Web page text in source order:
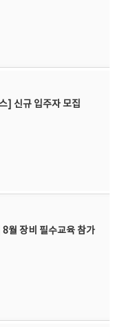
] 신규 입주자 모집
월 장비 필수교육 참가